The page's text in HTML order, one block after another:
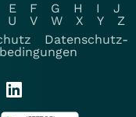
E F G H I
J
U V W X Y
Z
Datenschutz-